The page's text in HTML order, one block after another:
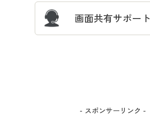
画面共有サポート
- スポンサーリンク -